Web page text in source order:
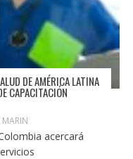
DE AMÉRICA LATINA
CAPACITACIÓN
acercará